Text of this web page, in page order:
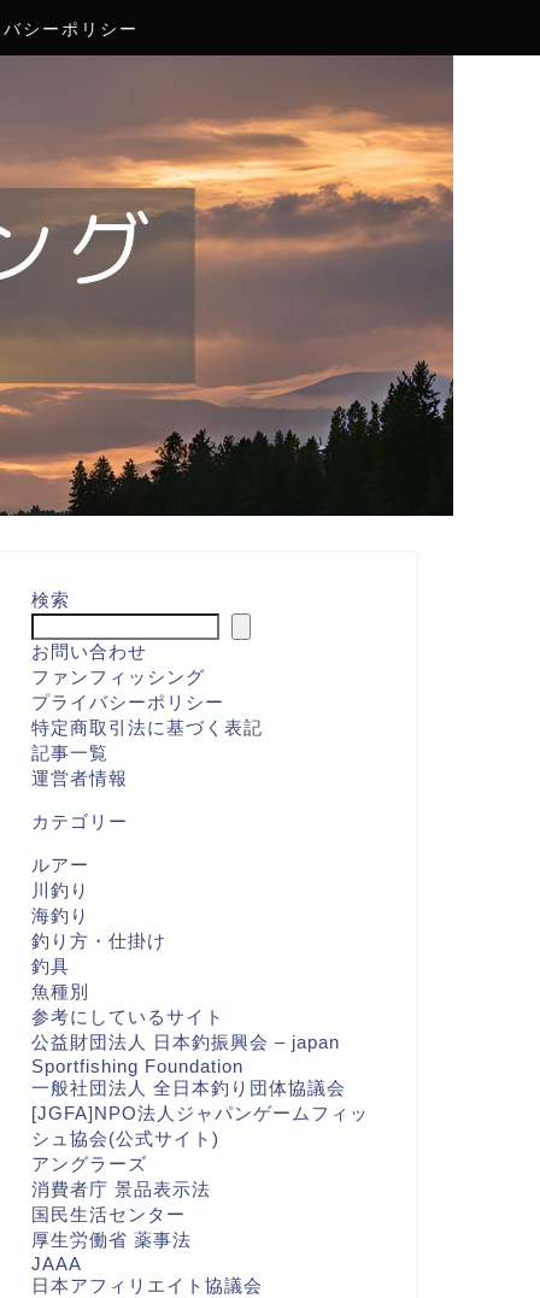
シーポリシー
検索
お問い合わせ
ファンフィッシング
プライバシーポリシー
特定商取引法に基づく表記
記事一覧
運営者情報
カテゴリー
ルアー
川釣り
海釣り
釣り方・仕掛け
釣具
魚種別
参考にしているサイト
公益財団法人 日本釣振興会 – japan
Sportfishing Foundation
一般社団法人 全日本釣り団体協議会
[JGFA]NPO法人ジャパンゲームフィッ
シュ協会(公式サイト)
アングラーズ
消費者庁 景品表示法
国民生活センター
厚生労働省 薬事法
JAAA
日本アフィリエイト協議会